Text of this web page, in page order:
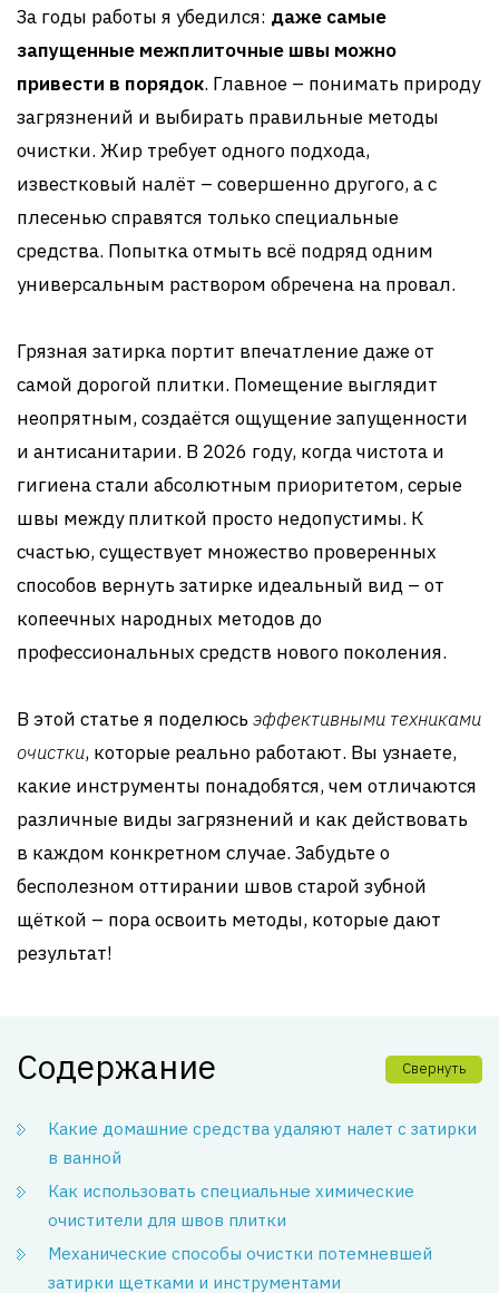
За годы работы я убедился: даже самые
запущенные межплиточные швы можно
привести в порядок. Главное – понимать природу
загрязнений и выбирать правильные методы
очистки. Жир требует одного подхода,
известковый налёт – совершенно другого, а с
плесенью справятся только специальные
средства. Попытка отмыть всё подряд одним
универсальным раствором обречена на провал.
Грязная затирка портит впечатление даже от
самой дорогой плитки. Помещение выглядит
неопрятным, создаётся ощущение запущенности
и антисанитарии. В 2026 году, когда чистота и
гигиена стали абсолютным приоритетом, серые
швы между плиткой просто недопустимы. К
счастью, существует множество проверенных
способов вернуть затирке идеальный вид – от
копеечных народных методов до
профессиональных средств нового поколения.
В этой статье я поделюсь эффективными техниками
очистки, которые реально работают. Вы узнаете,
какие инструменты понадобятся, чем отличаются
различные виды загрязнений и как действовать
в каждом конкретном случае. Забудьте о
бесполезном оттирании швов старой зубной
щёткой – пора освоить методы, которые дают
результат!
Содержание Свернуть
Какие домашние средства удаляют налет с затирки
в ванной
Как использовать специальные химические
очистители для швов плитки
Механические способы очистки потемневшей
затирки щетками и инструментами